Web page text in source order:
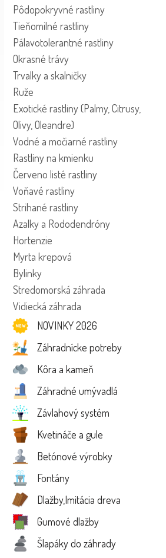
Pôdopokryvné rastliny
Tieňomilné rastliny
Pálavotolerantné rastliny
Okrasné trávy
Trvalky a skalničky
Ruže
Exotické rastliny (Palmy, Citrusy,
Olivy, Oleandre)
Vodné a močiarné rastliny
Rastliny na kmienku
Červeno listé rastliny
Voňavé rastliny
Strihané rastliny
Azalky a Rododendróny
Hortenzie
Myrta krepová
Bylinky
Stredomorská záhrada
Vidiecká záhrada
NOVINKY 2026
Záhradnícke potreby
Kôra a kameň
Záhradné umývadlá
Závlahový systém
Kvetináče a gule
Betónové výrobky
Fontány
Dlažby,Imitácia dreva
Gumové dlažby
Šlapáky do záhrady